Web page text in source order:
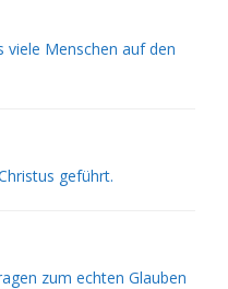
viele Menschen auf den
geführt.
zum echten Glauben